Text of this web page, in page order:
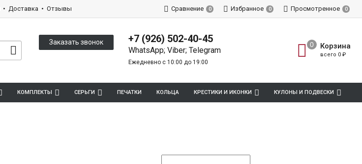
Доставка Отзывы Сравнение 0 Избранное 0 Просмотренное 0
Заказать звонок +7 (926) 502-40-45
WhatsApp; Viber; Telegram
Ежедневно с 10:00 до 19:00
Корзина
всего 0 ₽
КОМПЛЕКТЫ СЕРЬГИ ПЕЧАТКИ КОЛЬЦА КРЕСТИКИ И ИКОНКИ КУЛОНЫ И ПОДВЕСКИ